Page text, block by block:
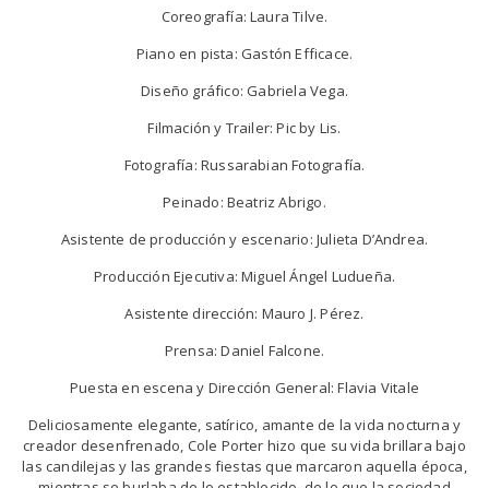
Coreografía: Laura Tilve.
Piano en pista: Gastón Efficace.
Diseño gráfico: Gabriela Vega.
Filmación y Trailer: Pic by Lis.
Fotografía: Russarabian Fotografía.
Peinado: Beatriz Abrigo.
Asistente de producción y escenario: Julieta D’Andrea.
Producción Ejecutiva: Miguel Ángel Ludueña.
Asistente dirección: Mauro J. Pérez.
Prensa: Daniel Falcone.
Puesta en escena y Dirección General: Flavia Vitale
Deliciosamente elegante, satírico, amante de la vida nocturna y
creador desenfrenado, Cole Porter hizo que su vida brillara bajo
las candilejas y las grandes fiestas que marcaron aquella época,